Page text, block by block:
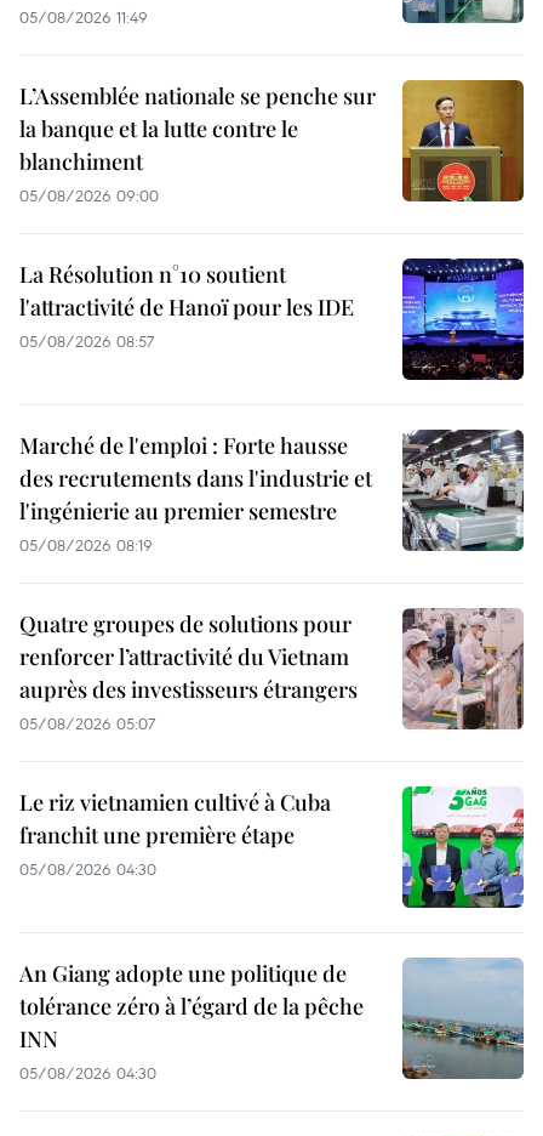
05/08/2026 11:49
L’Assemblée nationale se penche sur
la banque et la lutte contre le
blanchiment
05/08/2026 09:00
La Résolution n°10 soutient
l'attractivité de Hanoï pour les IDE
05/08/2026 08:57
Marché de l'emploi : Forte hausse
des recrutements dans l'industrie et
l'ingénierie au premier semestre
05/08/2026 08:19
Quatre groupes de solutions pour
renforcer l’attractivité du Vietnam
auprès des investisseurs étrangers
05/08/2026 05:07
Le riz vietnamien cultivé à Cuba
franchit une première étape
05/08/2026 04:30
An Giang adopte une politique de
tolérance zéro à l’égard de la pêche
INN
05/08/2026 04:30